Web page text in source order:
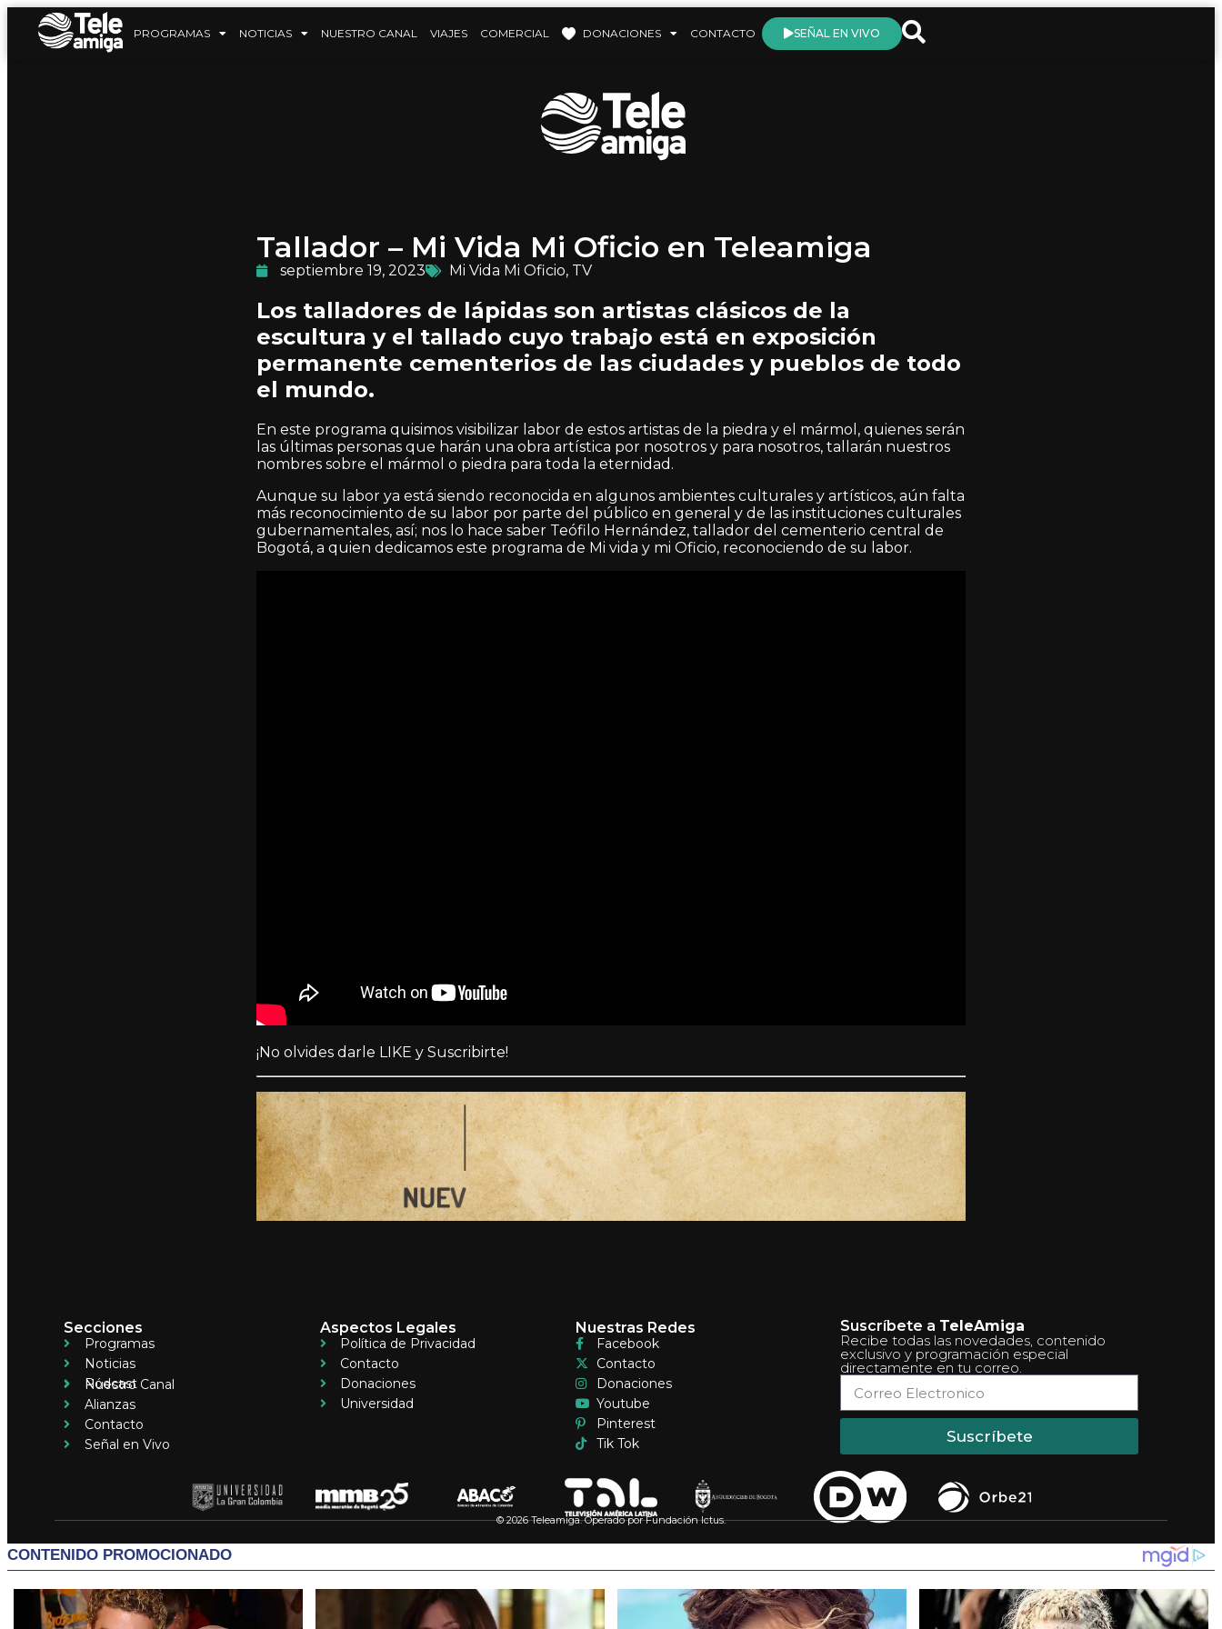
PROGRAMAS NOTICIAS NUESTRO CANAL VIAJES COMERCIAL DONACIONES CONTACTO SEÑAL EN VIVO
Tallador – Mi Vida Mi Oficio en Teleamiga
septiembre 19, 2023 Mi Vida Mi Oficio, TV
Los talladores de lápidas son artistas clásicos de la
escultura y el tallado cuyo trabajo está en exposición
permanente cementerios de las ciudades y pueblos de todo
el mundo.
En este programa quisimos visibilizar labor de estos artistas de la piedra y el mármol, quienes serán
las últimas personas que harán una obra artística por nosotros y para nosotros, tallarán nuestros
nombres sobre el mármol o piedra para toda la eternidad.
Aunque su labor ya está siendo reconocida en algunos ambientes culturales y artísticos, aún falta
más reconocimiento de su labor por parte del público en general y de las instituciones culturales
gubernamentales, así; nos lo hace saber Teófilo Hernández, tallador del cementerio central de
Bogotá, a quien dedicamos este programa de Mi vida y mi Oficio, reconociendo de su labor.
¡No olvides darle LIKE y Suscribirte!
Secciones
Programas
Noticias
Pódcast
Nuestro Canal
Alianzas
Contacto
Señal en Vivo
Aspectos Legales
Política de Privacidad
Contacto
Donaciones
Universidad
Nuestras Redes
Facebook
Contacto
Donaciones
Youtube
Pinterest
Tik Tok
Suscríbete a TeleAmiga
Recibe todas las novedades, contenido
exclusivo y programación especial
directamente en tu correo.
Suscríbete
© 2026 Teleamiga. Operado por Fundación Ictus.